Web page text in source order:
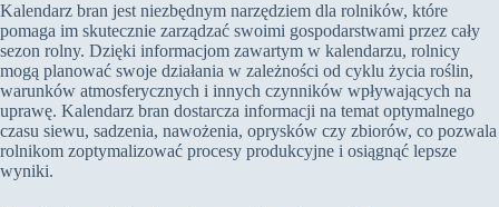
Kalendarz bran jest niezbędnym narzędziem dla rolników, które
pomaga im skutecznie zarządzać swoimi gospodarstwami przez cały
sezon rolny. Dzięki informacjom zawartym w kalendarzu, rolnicy
mogą planować swoje działania w zależności od cyklu życia roślin,
warunków atmosferycznych i innych czynników wpływających na
uprawę. Kalendarz bran dostarcza informacji na temat optymalnego
czasu siewu, sadzenia, nawożenia, oprysków czy zbiorów, co pozwala
rolnikom zoptymalizować procesy produkcyjne i osiągnąć lepsze
wyniki.